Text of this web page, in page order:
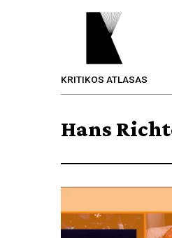
KRITIKOS ATLASAS
Hans